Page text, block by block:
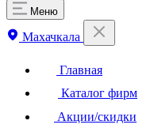
Меню
Махачкала
Главная
Каталог фирм
Акции/скидки